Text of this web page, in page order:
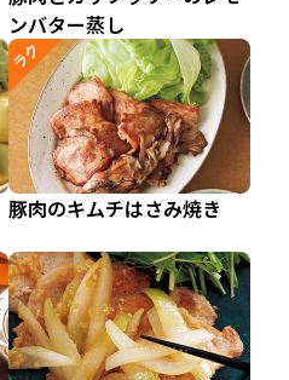
ンバター蒸し
ラク
豚肉のキムチはさみ焼き